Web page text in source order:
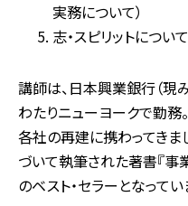
実務について）
志・スピリットについて
講師は、日本興業銀行（現
わたりニューヨークで勤務
各社の再建に携わってき
づいて執筆された著書『事
のベスト・セラーとなってい